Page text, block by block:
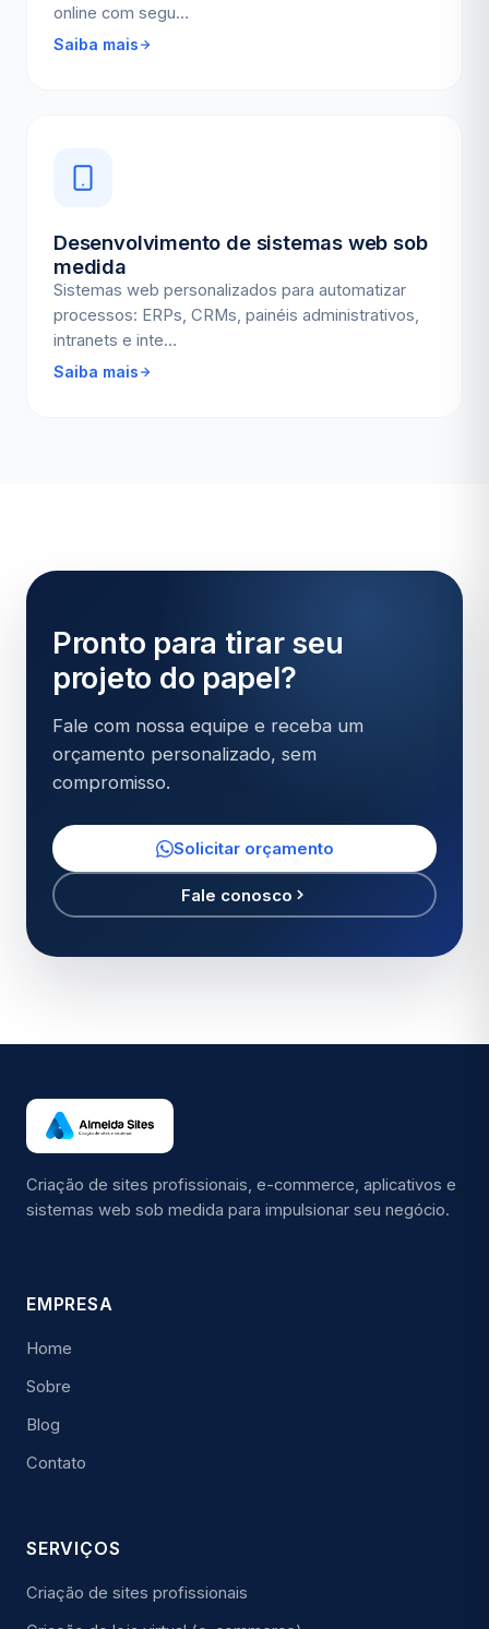
online com segu…
Saiba mais
Desenvolvimento de sistemas web sob
medida
Sistemas web personalizados para automatizar
processos: ERPs, CRMs, painéis administrativos,
intranets e inte…
Saiba mais
Pronto para tirar seu
projeto do papel?
Fale com nossa equipe e receba um
orçamento personalizado, sem
compromisso.
Solicitar orçamento
Fale conosco
Criação de sites profissionais, e-commerce, aplicativos e
sistemas web sob medida para impulsionar seu negócio.
EMPRESA
Home
Sobre
Blog
Contato
SERVIÇOS
Criação de sites profissionais